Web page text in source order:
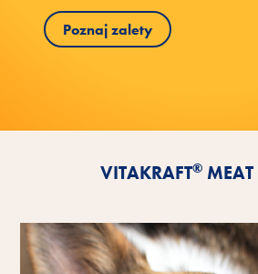
Poznaj zalety
VITAKRAFT® MEAT